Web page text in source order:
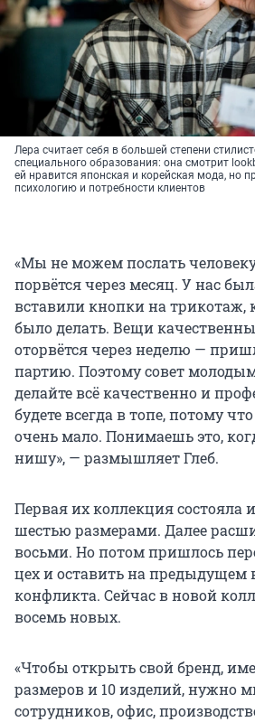
Лера считает себя в большей степени
специального образования: она смотрит
ей нравится японская и корейская мода, но
психологию и потребности клиентов
«Мы не можем послать
порвётся через месяц. У нас
вставили кнопки на трикотаж,
было делать. Вещи
оторвётся через неделю —
партию. Поэтому совет
делайте всё качественно и
будете всегда в топе, потому
очень мало. Понимаешь это,
нишу», — размышляет Глеб.
Первая их коллекция состояла
шестью размерами. Далее
восьми. Но потом пришлось
цех и оставить на предыдущем
конфликта. Сейчас в новой
восемь новых.
«Чтобы открыть свой бренд,
размеров и 10 изделий, нужно
сотрудников, офис,